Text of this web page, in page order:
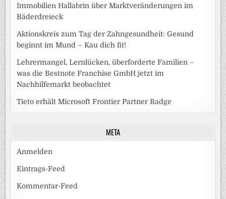
Immobilien Hallabrin über Marktveränderungen im
Bäderdreieck
Aktionskreis zum Tag der Zahngesundheit: Gesund
beginnt im Mund – Kau dich fit!
Lehrermangel, Lernlücken, überforderte Familien –
was die Bestnote Franchise GmbH jetzt im
Nachhilfemarkt beobachtet
Tieto erhält Microsoft Frontier Partner Badge
META
Anmelden
Eintrags-Feed
Kommentar-Feed